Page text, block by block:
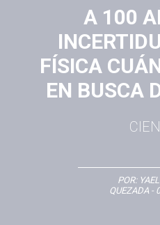
A 100
FÍSICA
EN BUSCA
POR:
QUEZADA -